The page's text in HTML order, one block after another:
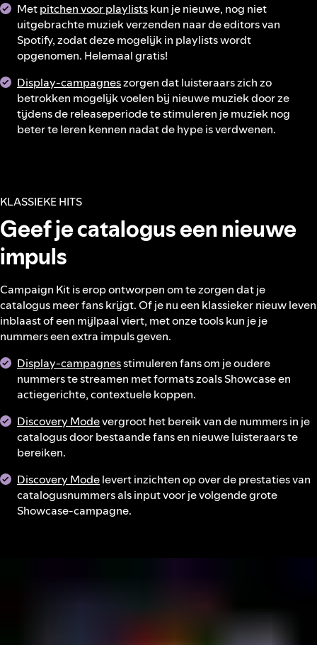
Metpitchen voor playlistskun je nieuwe, nog niet
uitgebrachte muziek verzenden naar de editors van
Spotify, zodat deze mogelijk in playlists wordt
opgenomen. Helemaal gratis!
Display-campagneszorgen dat luisteraars zich zo
betrokken mogelijk voelen bij nieuwe muziek door ze
tijdens de releaseperiode te stimuleren je muziek nog
beter te leren kennen nadat de hype is verdwenen.
KLASSIEKE HITS
Geef je catalogus een nieuwe
impuls
Campaign Kit is erop ontworpen om te zorgen dat je
catalogus meer fans krijgt. Of je nu een klassieker nieuw leven
inblaast of een mijlpaal viert, met onze tools kun je je
nummers een extra impuls geven.
Display-campagnesstimuleren fans om je oudere
nummers te streamen met formats zoals Showcase en
actiegerichte, contextuele koppen.
Discovery Modevergroot het bereik van de nummers in je
catalogus door bestaande fans en nieuwe luisteraars te
bereiken.
Discovery Modelevert inzichten op over de prestaties van
catalogusnummers als input voor je volgende grote
Showcase-campagne.